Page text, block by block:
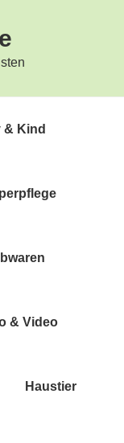
& Kind
& Video
Haus­tier